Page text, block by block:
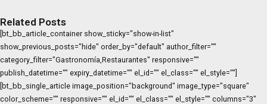
Related Posts
[bt_bb_article_container show_sticky="show-in-list"
show_previous_posts="hide" order_by="default" author_filter=""
category_filter="Gastronomía,Restaurantes" responsive=""
publish_datetime="" expiry_datetime="" el_id="" el_class="" el_style=""]
[bt_bb_single_article image_position="background" image_type="square"
color_scheme="" responsive="" el_id="" el_class="" el_style="" columns="3"